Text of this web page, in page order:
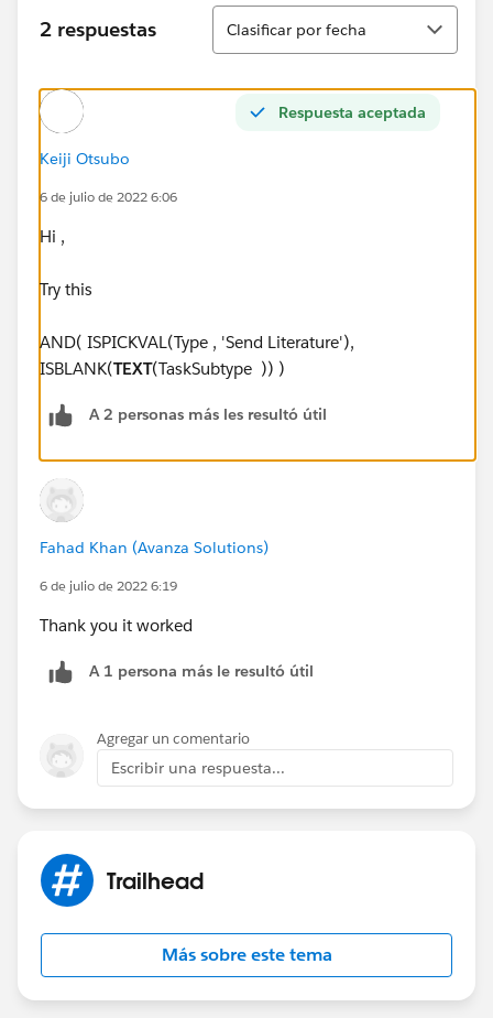
2 respuestas
Ordenar
Clasificar por fecha
Respuesta aceptada
Keiji Otsubo
6 de julio de 2022 6:06
Hi ,
Try this
AND( ISPICKVAL(Type , 'Send Literature'),
ISBLANK(TEXT(TaskSubtype )) )
A 2 personas más les resultó útil
Fahad Khan (Avanza Solutions)
6 de julio de 2022 6:19
Thank you it worked
A 1 persona más le resultó útil
Agregar un comentario
Escribir una respuesta...
Trailhead
Más sobre este tema